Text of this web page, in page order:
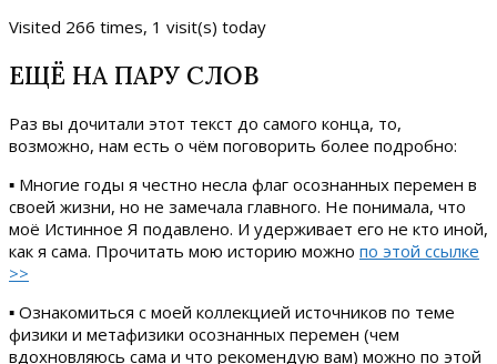
Visited 266 times, 1 visit(s) today
ЕЩЁ НА ПАРУ СЛОВ
Раз вы дочитали этот текст до самого конца, то,
возможно, нам есть о чём поговорить более подробно:
▪ Многие годы я честно несла флаг осознанных перемен в
своей жизни, но не замечала главного. Не понимала, что
моё Истинное Я подавлено. И удерживает его не кто иной,
как я сама. Прочитать мою историю можно по этой ссылке
>>
▪ Ознакомиться с моей коллекцией источников по теме
физики и метафизики осознанных перемен (чем
вдохновляюсь сама и что рекомендую вам) можно по этой